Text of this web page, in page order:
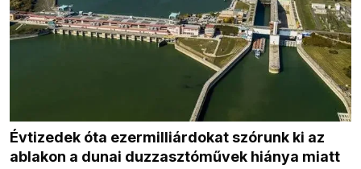
Évtizedek óta ezermilliárdokat szórunk ki az
ablakon a dunai duzzasztóművek hiánya miatt